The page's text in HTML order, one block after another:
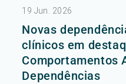
19 Jun. 2026
Novas
clínicos em
Comportamentos
Dependências